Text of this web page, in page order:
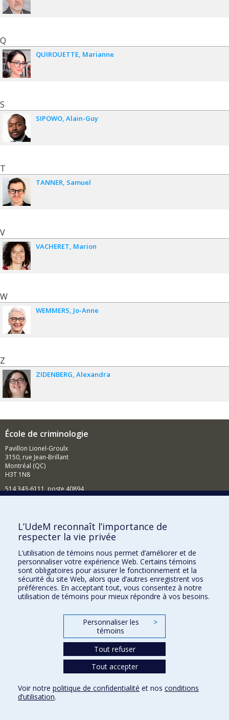
Q
QUIROUETTE Marianne
S
SIPOWO Alain-Guy
T
TANNER Samuel
V
VACHERET Marion
W
WEMMERS Jo-Anne
Z
ZIDENBERG Alexandra
École de criminologie
Pavillon Lionel-Groulx
3150, rue Jean-Brillant
Montréal (QC)
H3T 1N8
514 343-6111, poste 40894
Comment soutenir l'École?
BESOIN D'AIDE?
Plan du site
Signaler une erreur
Accessibilité
FACULTÉ DES ARTS ET DES SCIENCES
Nos départements et écoles
Conditions d’utilisation
L’UdeM reconnaît l’importance de
respecter la vie privée
L’utilisation de témoins nous permet d’améliorer et de
personnaliser votre expérience Web. Certains témoins
sont obligatoires pour assurer le fonctionnement et la
sécurité du site Web, alors que d’autres enregistrent vos
préférences. En acceptant tout, vous consentez à notre
utilisation de témoins pour mieux répondre à vos besoins.
Personnaliser les
témoins
>
Tout refuser
Tout accepter
Voir notre politique de confidentialité et nos conditions
d’utilisation.